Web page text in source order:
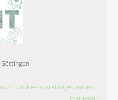
|Cookie-Einstellungen ändern |
Impressum